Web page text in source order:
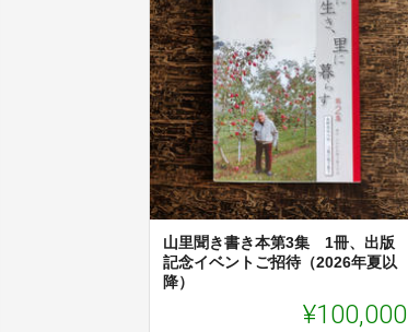
山里聞き書き本第3集 1冊、出版
記念イベントご招待（2026年夏以
降）
¥100,000